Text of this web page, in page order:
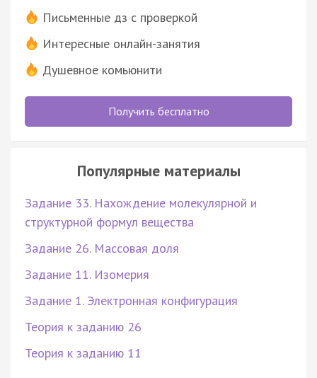
Письменные дз с проверкой
Интересные онлайн-занятия
Душевное комьюнити
Получить бесплатно
Популярные материалы
Задание 33. Нахождение молекулярной и
структурной формул вещества
Задание 26. Массовая доля
Задание 11. Изомерия
Задание 1. Электронная конфигурация
Теория к заданию 26
Теория к заданию 11